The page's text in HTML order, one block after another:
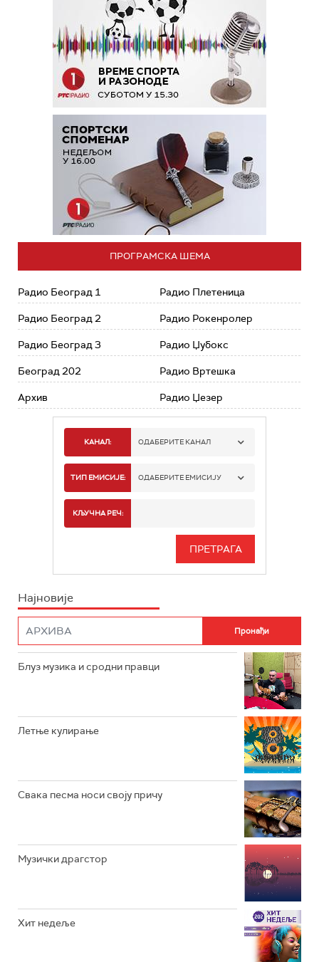
ПРОГРАМСКА ШЕМА
Радио Београд 1
Радио Београд 2
Радио Београд 3
Београд 202
Архив
Радио Плетеница
Радио Рокенролер
Радио Џубокс
Радио Вртешка
Радио Џезер
КАНАЛ: ОДАБЕРИТЕ КАНАЛ
РАДИО БЕОГРАД 1
РАДИО БЕОГРАД 3
РАДИО РОКЕНРОЛЕР
РАДИО ЏЕЗЕР
ТИП ЕМИСИЈЕ: ОДАБЕРИТЕ ЕМИСИЈУ
ИНФО
КЉУЧНА РЕЧ:
Најновије
Блуз музика и сродни правци
Летње кулирање
Свака песма носи своју причу
Музички драгстор
Хит недеље